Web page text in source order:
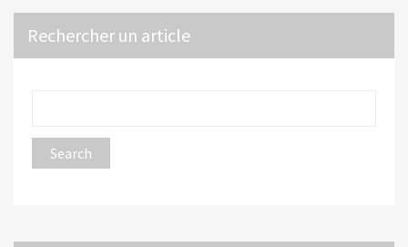
Rechercher un article